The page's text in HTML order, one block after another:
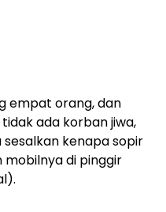
empat orang, dan
ada korban jiwa,
sesalkan kenapa sopir
di pinggir